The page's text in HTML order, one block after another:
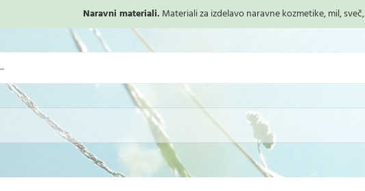
Naravni materiali. Materiali za izdelavo naravne kozmetike, mil,